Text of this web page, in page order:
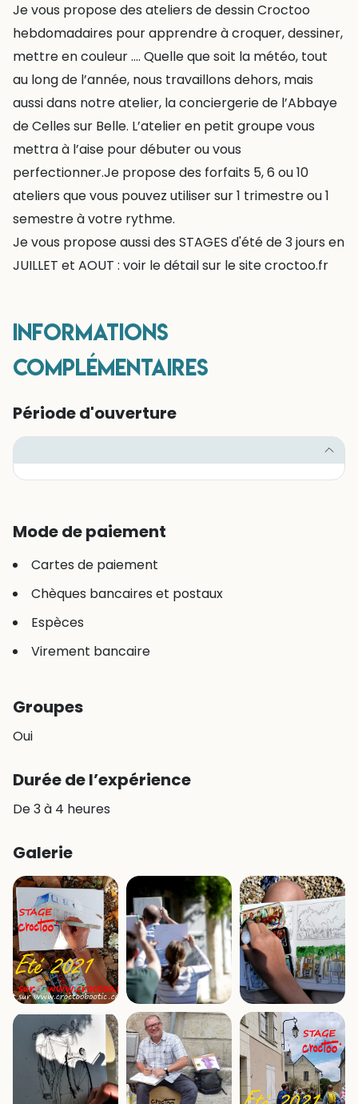
Je vous propose des ateliers de dessin Croctoo
hebdomadaires pour apprendre à croquer, dessiner,
mettre en couleur …. Quelle que soit la météo, tout
au long de l’année, nous travaillons dehors, mais
aussi dans notre atelier, la conciergerie de l’Abbaye
de Celles sur Belle. L’atelier en petit groupe vous
mettra à l’aise pour débuter ou vous
perfectionner.Je propose des forfaits 5, 6 ou 10
ateliers que vous pouvez utiliser sur 1 trimestre ou 1
semestre à votre rythme.
Je vous propose aussi des STAGES d'été de 3 jours en
JUILLET et AOUT : voir le détail sur le site croctoo.fr
Informations
complémentaires
Période d'ouverture
Mode de paiement
Cartes de paiement
Chèques bancaires et postaux
Espèces
Virement bancaire
Groupes
Oui
Durée de l’expérience
De 3 à 4 heures
Galerie